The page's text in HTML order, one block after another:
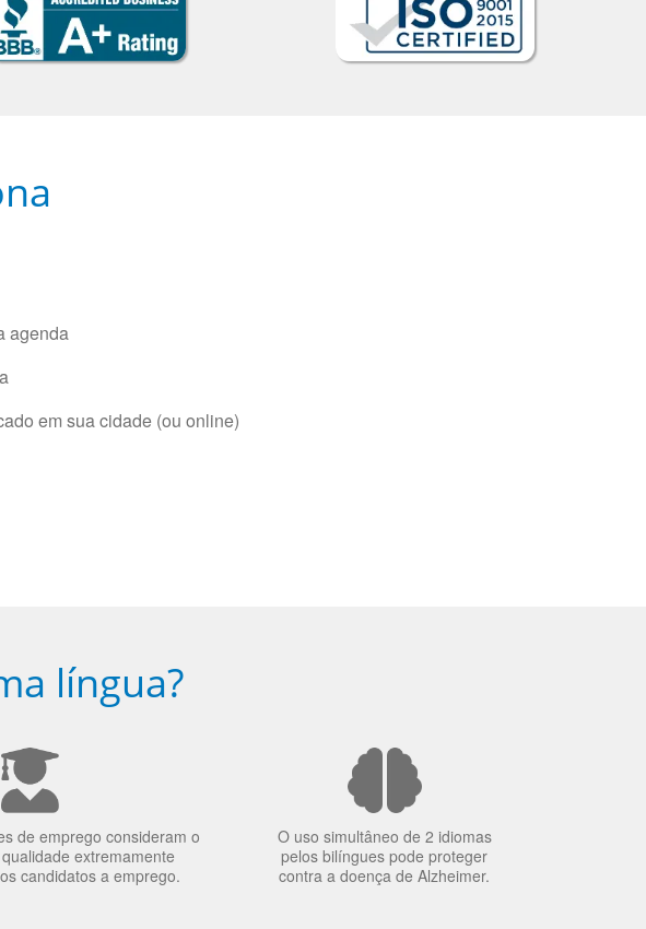
agenda
em sua cidade (ou online)
língua?
de emprego consideram o
extremamente
candidatos a emprego.
O uso simultâneo de 2 idiomas
pelos bilíngues pode proteger
contra a doença de Alzheimer.